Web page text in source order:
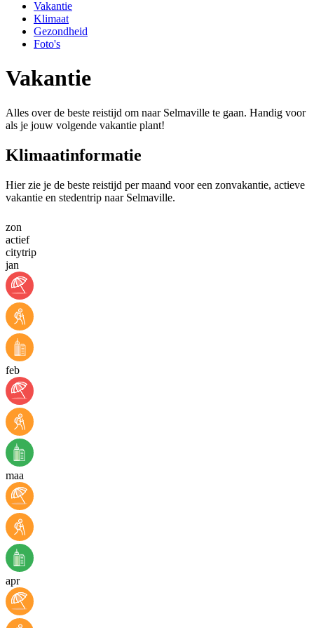
Vakantie
Klimaat
Gezondheid
Foto's
Vakantie
Alles over de beste reistijd om naar Selmaville te gaan. Handig voor
als je jouw volgende vakantie plant!
Klimaatinformatie
Hier zie je de beste reistijd per maand voor een zonvakantie, actieve
vakantie en stedentrip naar Selmaville.
zon
actief
citytrip
jan
feb
maa
apr